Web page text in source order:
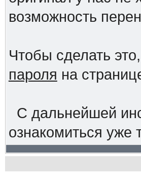
возможность
Чтобы сделать
пароля на
С дальнейшей
ознакомиться уже